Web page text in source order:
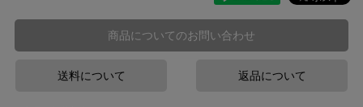
商品についてのお問い合わせ
送料について 返品について